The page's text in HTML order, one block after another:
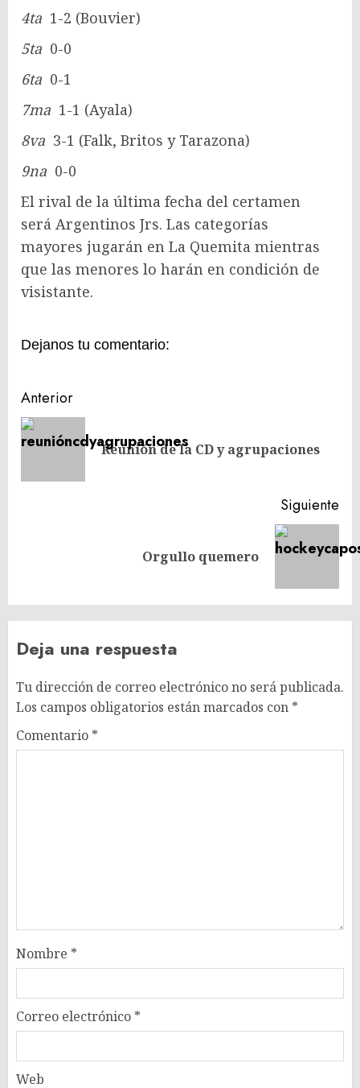
4ta 1-2 (Bouvier)
5ta 0-0
6ta 0-1
7ma 1-1 (Ayala)
8va 3-1 (Falk, Britos y Tarazona)
9na 0-0
El rival de la última fecha del certamen
será Argentinos Jrs. Las categorías
mayores jugarán en La Quemita mientras
que las menores lo harán en condición de
visistante.
Dejanos tu comentario:
Navegación
de
entradas
Anterior
Reunión de la CD y agrupaciones
Siguiente
Orgullo quemero
Deja una respuesta
Tu dirección de correo electrónico no será publicada.
Los campos obligatorios están marcados con *
Comentario *
Nombre *
Correo electrónico *
Web